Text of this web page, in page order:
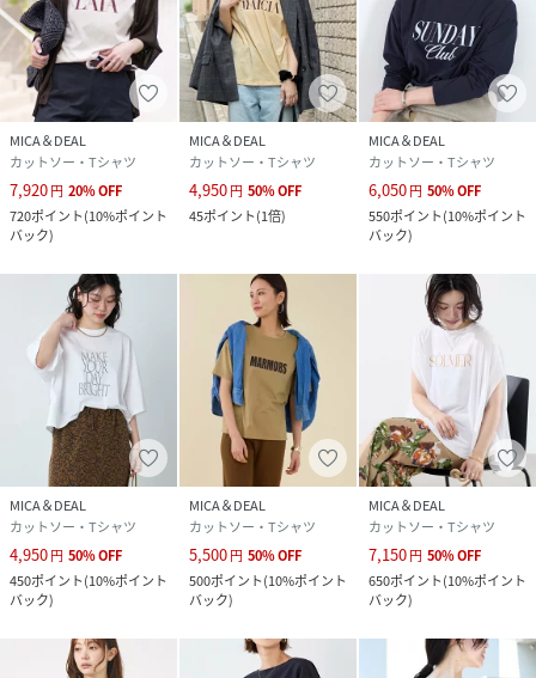
*商品画像はできる限り実物の色に近づけるよう徹底してお
りますが、お使いのデバイスのモニター設定、お部屋の照明
等の閲覧環境により実際の色味と異なって見える場合がござ
います。
*画像の商品はサンプルです。実際の商品と仕様、加工が若干
異なる場合があります。予めご了承くださいませ。
2026SPRINGSUMMER/26SSCUT-SEWN/26SST-
性別タイプ レディース
原産国
素材 綿100%
サイズ FREE
クリーニング 手洗い可
品番
RU9995_0126209125
0126209125-011-101 RU9995 )
MICA＆DEAL
カットソー・Tシャツ
7,920円 20%OFF
720ポイント(10%ポイント
バック)
MICA＆DEAL
カットソー・Tシャツ
4,950円 50%OFF
45ポイント(1倍)
MICA＆DEAL
カットソー・Tシャツ
6,050円 50%OFF
550ポイント(10%ポイント
バック)
MICA＆DEAL
カットソー・Tシャツ
4,950円 50%OFF
450ポイント(10%ポイント
バック)
MICA＆DEAL
カットソー・Tシャツ
5,500円 50%OFF
500ポイント(10%ポイント
バック)
MICA＆DEAL
カットソー・Tシャツ
7,150円 50%OFF
650ポイント(10%ポイント
バック)